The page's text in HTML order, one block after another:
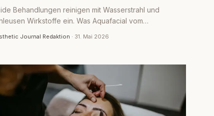
Behandlungen reinigen mit Wasserstrahl und
Wirkstoffe ein. Was Aquafacial vom
Journal Redaktion · 31. Mai 2026